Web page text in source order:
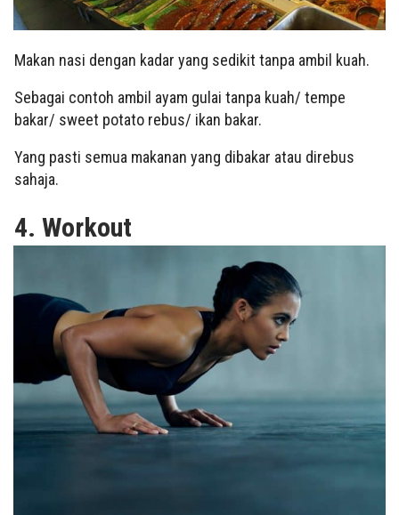
Makan nasi dengan kadar yang sedikit tanpa ambil kuah.
Sebagai contoh ambil ayam gulai tanpa kuah/ tempe
bakar/ sweet potato rebus/ ikan bakar.
Yang pasti semua makanan yang dibakar atau direbus
sahaja.
4. Workout